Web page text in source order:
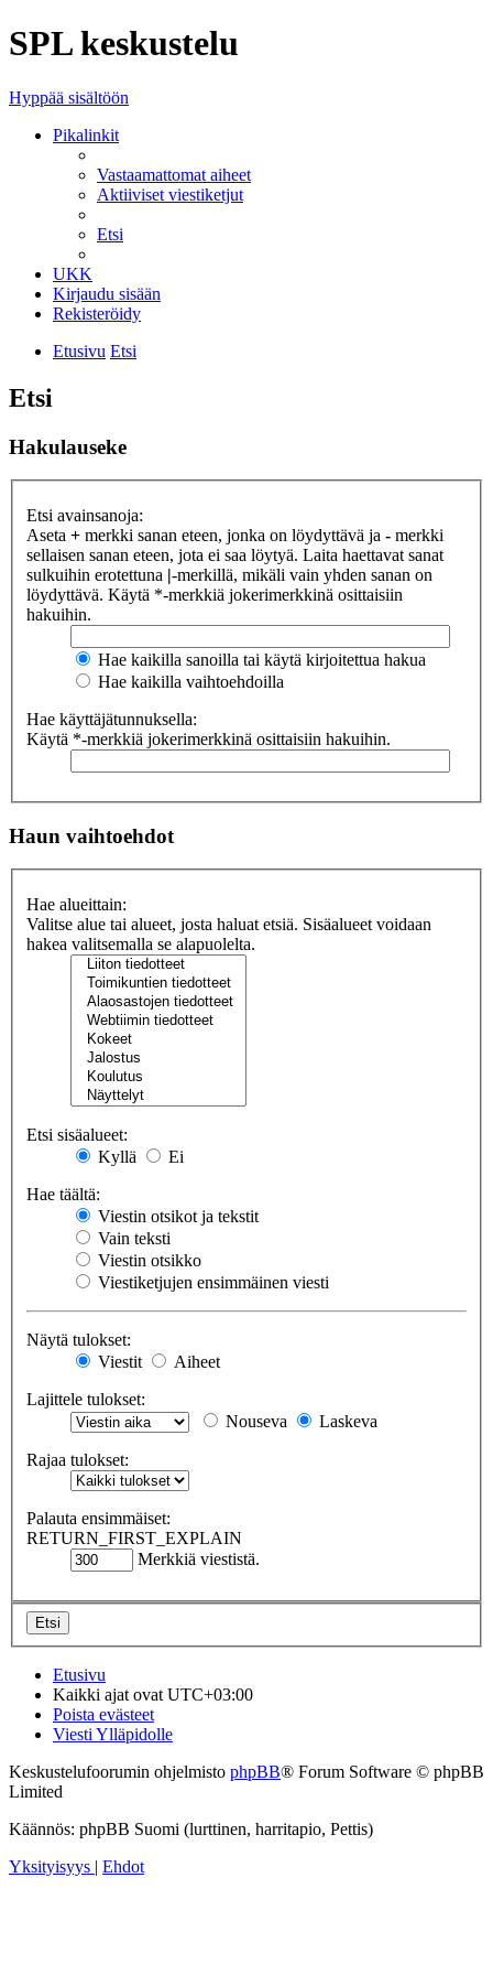
SPL keskustelu
Hyppää sisältöön
Pikalinkit
Vastaamattomat aiheet
Aktiiviset viestiketjut
Etsi
UKK
Kirjaudu sisään
Rekisteröidy
Etusivu Etsi
Etsi
Hakulauseke
Etsi avainsanoja:
Aseta + merkki sanan eteen, jonka on löydyttävä ja - merkki
sellaisen sanan eteen, jota ei saa löytyä. Laita haettavat sanat
sulkuihin erotettuna |-merkillä, mikäli vain yhden sanan on
löydyttävä. Käytä *-merkkiä jokerimerkkinä osittaisiin
hakuihin.
Hae kaikilla sanoilla tai käytä kirjoitettua hakua
Hae kaikilla vaihtoehdoilla
Hae käyttäjätunnuksella:
Käytä *-merkkiä jokerimerkkinä osittaisiin hakuihin.
Haun vaihtoehdot
Hae alueittain:
Valitse alue tai alueet, josta haluat etsiä. Sisäalueet voidaan
hakea valitsemalla se alapuolelta.
Etsi sisäalueet:
Kyllä
Ei
Hae täältä:
Viestin otsikot ja tekstit
Vain teksti
Viestin otsikko
Viestiketjujen ensimmäinen viesti
Näytä tulokset:
Viestit
Aiheet
Lajittele tulokset:
Nouseva
Laskeva
Rajaa tulokset:
Palauta ensimmäiset:
RETURN_FIRST_EXPLAIN
Merkkiä viestistä.
Etusivu
Kaikki ajat ovat UTC+03:00
Poista evästeet
Viesti Ylläpidolle
Keskustelufoorumin ohjelmisto phpBB® Forum Software © phpBB
Limited
Käännös: phpBB Suomi (lurttinen, harritapio, Pettis)
Yksityisyys | Ehdot